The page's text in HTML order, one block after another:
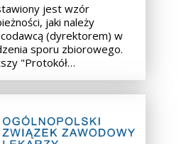
jest wzór
jaki należy
(dyrektorem) w
sporu zbiorowego.
"Protokół…